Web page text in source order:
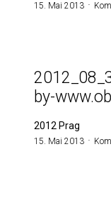
15. Mai 2013
by-
2012 Prag
15. Mai 2013